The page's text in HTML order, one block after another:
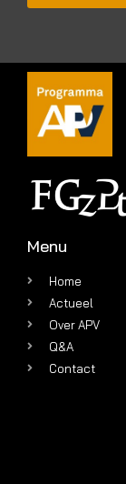
Menu
Home
Actueel
Over APV
Q&A
Contact